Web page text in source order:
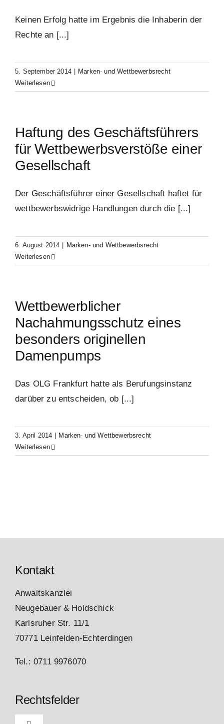
Keinen Erfolg hatte im Ergebnis die Inhaberin der
Rechte an [...]
5. September 2014
Marken- und Wettbewerbsrecht
Weiterlesen
Haftung des Geschäftsführers
für Wettbewerbsverstöße einer
Gesellschaft
Der Geschäftsführer einer Gesellschaft haftet für
wettbewerbswidrige Handlungen durch die [...]
6. August 2014
Marken- und Wettbewerbsrecht
Weiterlesen
Wettbewerblicher
Nachahmungsschutz eines
besonders originellen
Damenpumps
Das OLG Frankfurt hatte als Berufungsinstanz
darüber zu entscheiden, ob [...]
3. April 2014
Marken- und Wettbewerbsrecht
Weiterlesen
Kontakt
Anwaltskanzlei
Neugebauer & Holdschick
Karlsruher Str. 11/1
70771 Leinfelden-Echterdingen
Tel.: 0711 9976070
Rechtsfelder